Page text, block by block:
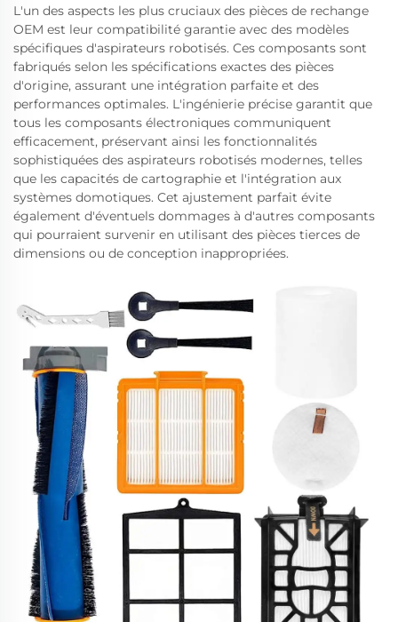
L'un des aspects les plus cruciaux des pièces de rechange
OEM est leur compatibilité garantie avec des modèles
spécifiques d'aspirateurs robotisés. Ces composants sont
fabriqués selon les spécifications exactes des pièces
d'origine, assurant une intégration parfaite et des
performances optimales. L'ingénierie précise garantit que
tous les composants électroniques communiquent
efficacement, préservant ainsi les fonctionnalités
sophistiquées des aspirateurs robotisés modernes, telles
que les capacités de cartographie et l'intégration aux
systèmes domotiques. Cet ajustement parfait évite
également d'éventuels dommages à d'autres composants
qui pourraient survenir en utilisant des pièces tierces de
dimensions ou de conception inappropriées.